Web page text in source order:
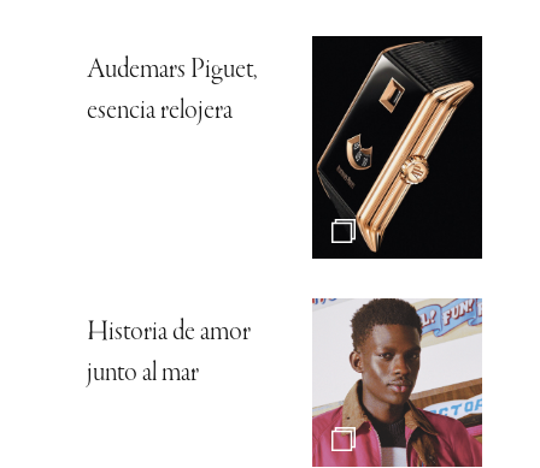
Audemars Piguet,
esencia relojera
Historia de amor
junto al mar